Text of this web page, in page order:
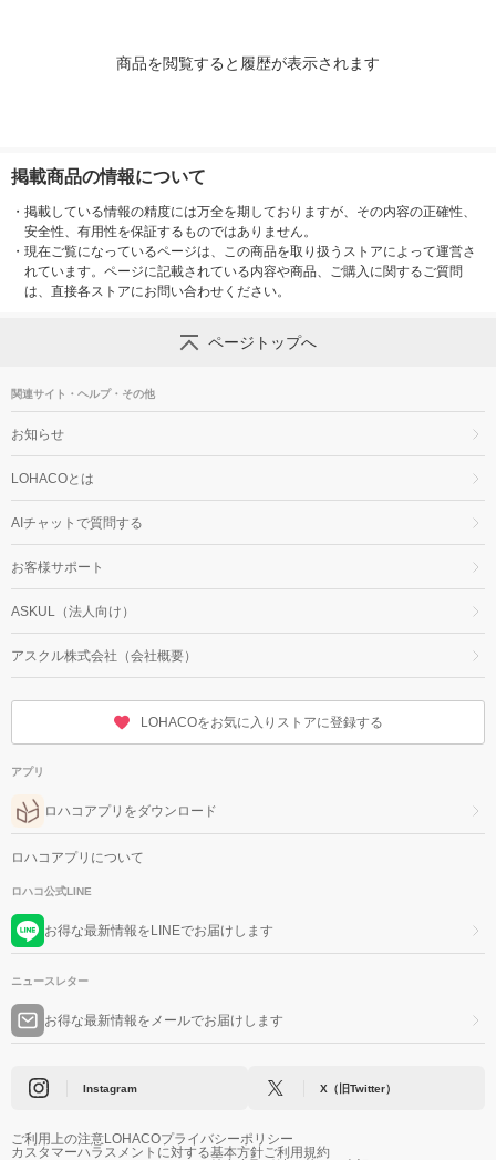
商品を閲覧すると履歴が表示されます
掲載商品の情報について
・ 掲載している情報の精度には万全を期しておりますが、その内容の正確性、
安全性、有用性を保証するものではありません。
・ 現在ご覧になっているページは、この商品を取り扱うストアによって運営さ
れています。ページに記載されている内容や商品、ご購入に関するご質問
は、直接各ストアにお問い合わせください。
ページトップへ
関連サイト・ヘルプ・その他
お知らせ
LOHACOとは
AIチャットで質問する
お客様サポート
ASKUL（法人向け）
アスクル株式会社（会社概要）
LOHACOをお気に入りストアに登録する
アプリ
ロハコアプリをダウンロード
ロハコアプリについて
ロハコ公式LINE
お得な最新情報をLINEでお届けします
ニュースレター
お得な最新情報をメールでお届けします
Instagram X（旧Twitter）
ご利用上の注意LOHACOプライバシーポリシー
カスタマーハラスメントに対する基本方針ご利用規約